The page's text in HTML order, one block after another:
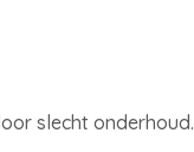
slecht